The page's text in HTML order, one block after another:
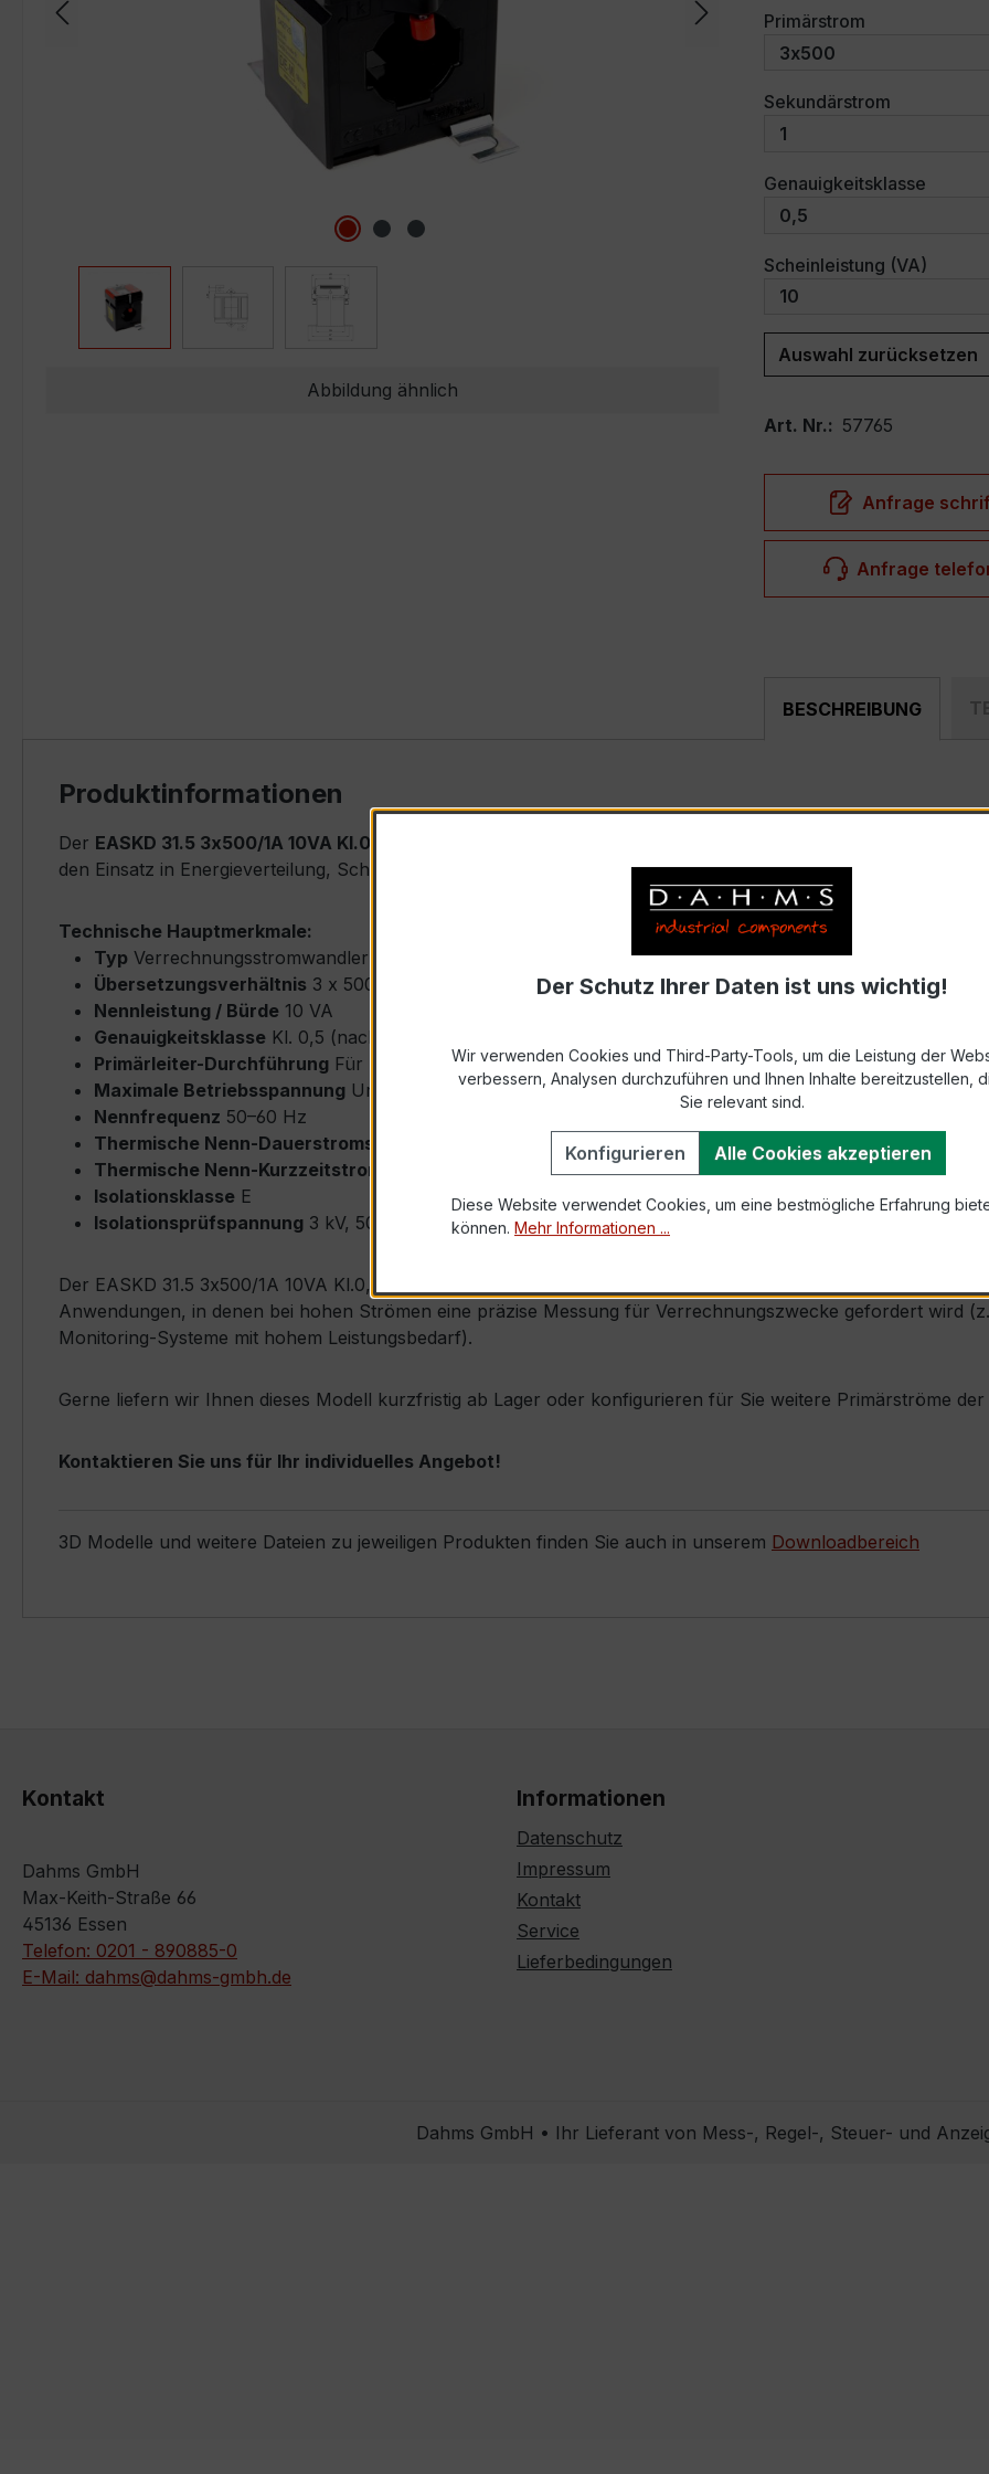
Abbildung ähnlich
Primärstrom
Sekundärstrom
Genauigkeitsklasse
Scheinleistung (VA)
Auswahl zurücksetzen
Art. Nr.: 57765
Anfrage
Anfrage
BESCHREIBUNG
Produktinformationen
Der EASKD 31.5 3x500/1A 10VA Kl.0,5
ist ein kompakter, hochpräziser Niederspannungs-
den Einsatz in Energieverteilung, Schaltanlagen, Zählerfeldern und industriellen Mess- und
Technische Hauptmerkmale:
Typ Verrechnungsstromwandler (Ringkern-Type) – EASKD 31.5
Übersetzungsverhältnis 3 x 500/1 A (Primärnennstrom 500 A pro Phase, Sekundärnennstrom 1 A)
Nennleistung / Bürde 10 VA
Genauigkeitsklasse Kl. 0,5 (nach IEC/EN 61869-2 bzw. DIN EN 61869-2)
Primärleiter-Durchführung Für Rundleiter bis max. Ø 31 mm (Kabeldurchführung)
Maximale Betriebsspannung Um ≤ 0,72 kV
Nennfrequenz 50–60 Hz
Thermische Nenn-Dauerstromstärke
Icth = 1,0 × Ipr (Dauerstrom 1 × Primärnennstrom)
Thermische Nenn-Kurzzeitstromstärke
Ith = 60 × Ipr, 1 s
Isolationsklasse E
Isolationsprüfspannung 3 kV, 50 Hz, 1 min
Der EASKD 31.5 3x500/1A 10VA Kl.0,5 zeichnet sich durch seine sehr kompakte Bauform, hohe
Anwendungen, in denen bei hohen Strömen eine präzise Messung für Verrechnungszwecke gefordert wird
Monitoring-Systeme mit hohem Leistungsbedarf).
Gerne liefern wir Ihnen dieses Modell kurzfristig ab Lager oder konfigurieren für Sie weitere Primärströme der
Kontaktieren Sie uns für Ihr individuelles Angebot!
3D Modelle und weitere Dateien zu jeweiligen Produkten finden Sie auch in unserem Downloadbereich
Kontakt
Dahms GmbH
Max-Keith-Straße 66
45136 Essen
Telefon: 0201 - 890885-0
E-Mail: dahms@dahms-gmbh.de
Informationen
Datenschutz
Impressum
Kontakt
Service
Lieferbedingungen
Dahms GmbH • Ihr Lieferant von Mess-, Regel-, Steuer- und
Der Schutz Ihrer Daten ist uns wichtig!
Wir verwenden Cookies und Third-Party-Tools, um die Leistung der
verbessern, Analysen durchzuführen und Ihnen Inhalte bereitzustellen,
Sie relevant sind.
Konfigurieren Alle Cookies akzeptieren
Diese Website verwendet Cookies, um eine bestmögliche Erfahrung
können. Mehr Informationen ...